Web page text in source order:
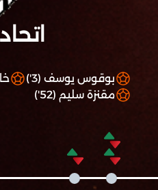
بوقوس يوسف (3')
مقنزة سليم (52')